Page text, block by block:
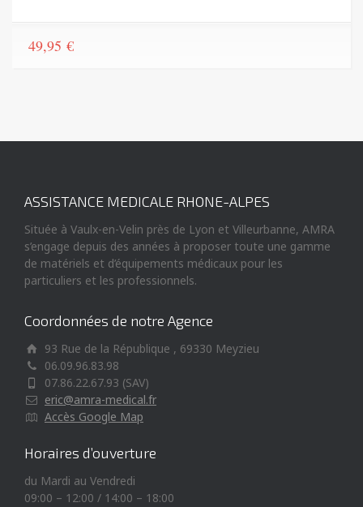
49,95 €
ASSISTANCE MEDICALE RHONE-ALPES
Située à Vaulx-en-Velin près de Lyon et Villeurbanne, AMRA
s’engage depuis des années à proposer toute une gamme
de matériels et d’équipements médicaux pour les
particuliers et les professionnels.
Coordonnées de notre Agence
93 Rue de la République , 69330 Meyzieu
06.09.96.83.98
07.86.22.67.93 (SAV)
eric@amra-medical.fr
Accès Google Map
Horaires d’ouverture
du Mardi au Vendredi
09:00 – 12:00 / 14:00 – 18:00